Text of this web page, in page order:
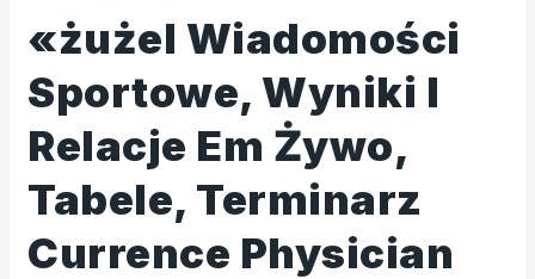
«żużel Wiadomości
Sportowe, Wyniki I
Relacje Em Żywo,
Tabele, Terminarz
Currence Physician